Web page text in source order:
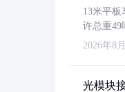
13米平板
许总重49
2026年8
光模块